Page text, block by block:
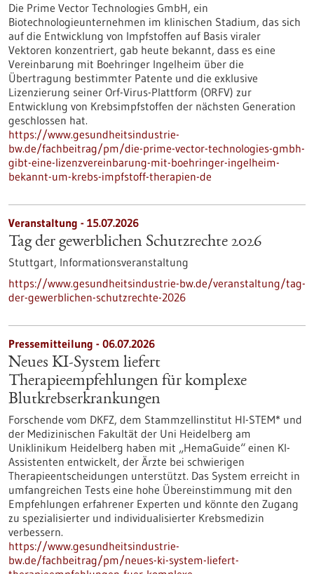
Die Prime Vector Technologies GmbH, ein
Biotechnologieunternehmen im klinischen Stadium, das sich
auf die Entwicklung von Impfstoffen auf Basis viraler
Vektoren konzentriert, gab heute bekannt, dass es eine
Vereinbarung mit Boehringer Ingelheim über die
Übertragung bestimmter Patente und die exklusive
Lizenzierung seiner Orf-Virus-Plattform (ORFV) zur
Entwicklung von Krebsimpfstoffen der nächsten Generation
geschlossen hat.
https://www.gesundheitsindustrie-
bw.de/fachbeitrag/pm/die-prime-vector-technologies-gmbh-
gibt-eine-lizenzvereinbarung-mit-boehringer-ingelheim-
bekannt-um-krebs-impfstoff-therapien-de
Veranstaltung - 15.07.2026
Tag der gewerblichen Schutzrechte 2026
Stuttgart, Informationsveranstaltung
https://www.gesundheitsindustrie-bw.de/veranstaltung/tag-
der-gewerblichen-schutzrechte-2026
Pressemitteilung - 06.07.2026
Neues KI-System liefert
Therapieempfehlungen für komplexe
Blutkrebserkrankungen
Forschende vom DKFZ, dem Stammzellinstitut HI-STEM* und
der Medizinischen Fakultät der Uni Heidelberg am
Uniklinikum Heidelberg haben mit „HemaGuide“ einen KI-
Assistenten entwickelt, der Ärzte bei schwierigen
Therapieentscheidungen unterstützt. Das System erreicht in
umfangreichen Tests eine hohe Übereinstimmung mit den
Empfehlungen erfahrener Experten und könnte den Zugang
zu spezialisierter und individualisierter Krebsmedizin
verbessern.
https://www.gesundheitsindustrie-
bw.de/fachbeitrag/pm/neues-ki-system-liefert-